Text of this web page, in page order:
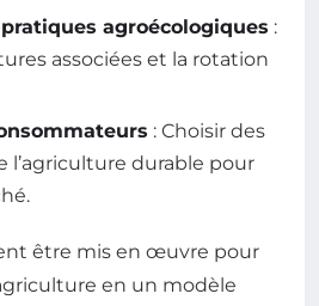
agroécologiques :
associées et la rotation
: Choisir des
l’agriculture durable pour
être mis en œuvre pour
en un modèle